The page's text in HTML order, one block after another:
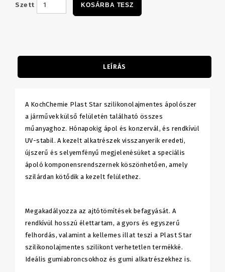
Szett KOSÁRBA TESZ
LEÍRÁS
A KochChemie Plast Star szilikonolajmentes ápolószer
a járművek külső felületén található összes
műanyaghoz. Hónapokig ápol és konzervál, és rendkívül
UV-stabil. A kezelt alkatrészek visszanyerik eredeti,
újszerű és selyemfényű megjelenésüket a speciális
ápoló komponensrendszernek köszönhetően, amely
szilárdan kötődik a kezelt felülethez.
Megakadályozza az ajtótömítések befagyását. A
rendkívül hosszú élettartam, a gyors és egyszerű
felhordás, valamint a kellemes illat teszi a Plast Star
szilikonolajmentes szilikont verhetetlen termékké.
Ideális gumiabroncsokhoz és gumi alkatrészekhez is.